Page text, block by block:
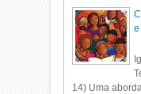
14) Uma